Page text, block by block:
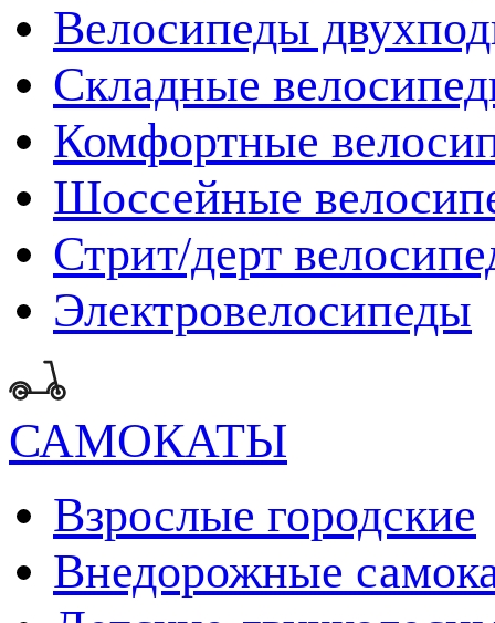
Велосипеды
Складные
Комфортные
Шоссейные
Стрит/дерт
Электровелосипеды
САМОКАТЫ
Взрослые городские
Внедорожные